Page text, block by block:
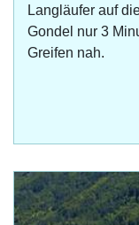
Langläufer auf
Gondel nur 3
Greifen nah.